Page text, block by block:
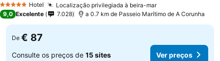
5 Estrelas Hotel Localização privilegiada à beira-mar
9,0 Excelente 7.028 a 0.7 km de Passeio Marítimo de A Corunha
De € 87
Consulte os preços de 15 sites Ver preços